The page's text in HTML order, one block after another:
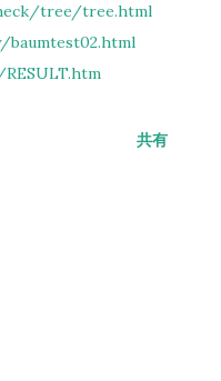
tree/tree.html
共有